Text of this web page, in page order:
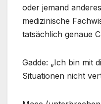
oder jemand
medizinische
tatsächlich genaue
Gadde: „Ich bin mit
Situationen nicht